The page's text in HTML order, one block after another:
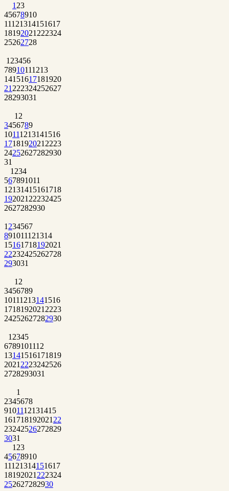
1 23
45678910
11121314151617
18192021 222324
25262728
1 23456
78910111213
14151617181920
21 222324252627
28293031
1 2
3456789
10111213141516
1718192021 2223
24252627282930
31
1 234
567891011
12131415161718
192021 22232425
2627282930
1 234567
891011121314
15161718192021
22232425262728
293031
1 2
3456789
10111213141516
1718192021 2223
24252627282930
1 2345
6789101112
13141516171819
2021 2223242526
2728293031
1
2345678
9101112131415
161718192021 22
23242526272829
3031
1 23
45678910
11121314151617
18192021 222324
252627282930